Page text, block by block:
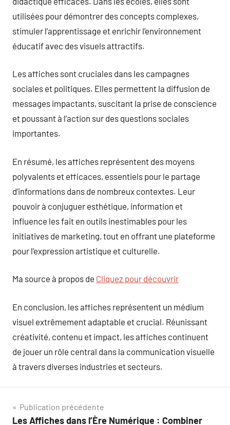
utilisées pour démontrer des concepts complexes,
stimuler l’apprentissage et enrichir l’environnement
éducatif avec des visuels attractifs.
Les affiches sont cruciales dans les campagnes
sociales et politiques. Elles permettent la diffusion de
messages impactants, suscitant la prise de conscience
et poussant à l’action sur des questions sociales
importantes.
En résumé, les affiches représentent des moyens
polyvalents et efficaces, essentiels pour le partage
d’informations dans de nombreux contextes. Leur
pouvoir à conjuguer esthétique, information et
influence les fait en outils inestimables pour les
initiatives de marketing, tout en offrant une plateforme
pour l’expression artistique et culturelle.
Ma source à propos de Cliquez pour découvrir
En conclusion, les affiches représentent un médium
visuel extrêmement adaptable et crucial. Réunissant
créativité, contenu et impact, les affiches continuent
de jouer un rôle central dans la communication visuelle
à travers diverses industries et secteurs.
Navigation
Publication précédente
Les Affiches dans l’Ère Numérique : Combiner